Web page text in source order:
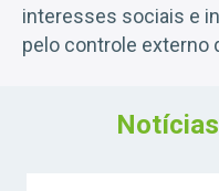
interesses sociais e
pelo controle externo